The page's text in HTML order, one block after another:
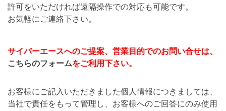
許可をいただければ遠隔操作での対応も可能です。
お気軽にご連絡下さい。
サイバーエースへのご提案、営業目的でのお問い合せは、
こちらのフォームをご利用下さい。
お客様にご記入いただきました個人情報につきましては、
当社で責任をもって管理し、お客様へのご回答にのみ使用